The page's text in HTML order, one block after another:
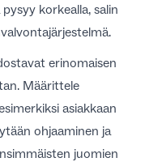
korkealla, salin
erinomaisen
Määrittele
asiakkaan
ohjaaminen ja
juomien